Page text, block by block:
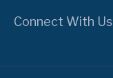
Connect With Us